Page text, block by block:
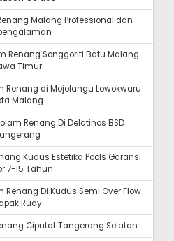
Malang Professional dan
Renang Songgoriti Batu Malang
Timur
Renang di Mojolangu Lowokwaru
Malang
Renang Di Delatinos BSD
Kudus Estetika Pools Garansi
7-15 Tahun
Renang Di Kudus Semi Over Flow
Rudy
Ciputat Tangerang Selatan